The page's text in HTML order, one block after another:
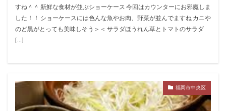
すね＾＾ 新鮮な食材が並ぶショーケース 今回はカウンターにお邪魔しま
した！！ ショーケースには色んな魚やお肉、野菜が並んでますね カニや
のど黒がとっても美味しそう＞＜ サラダほうれん草とトマトのサラダ
[…]
福岡市中央区